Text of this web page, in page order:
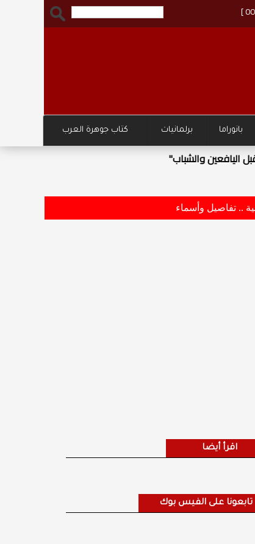
بانوراما برلمانيات كتاب جوهرة العرب
اقرأ أيضا
تابعونا على الفيس بوك